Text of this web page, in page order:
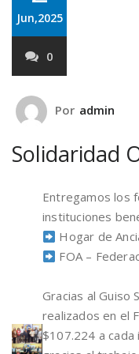
Jun,2025
0
Por admin
Solidaridad
Entregamos los
instituciones
Hogar de
FOA –
Gracias al Guiso
realizados en el
$107.224 a